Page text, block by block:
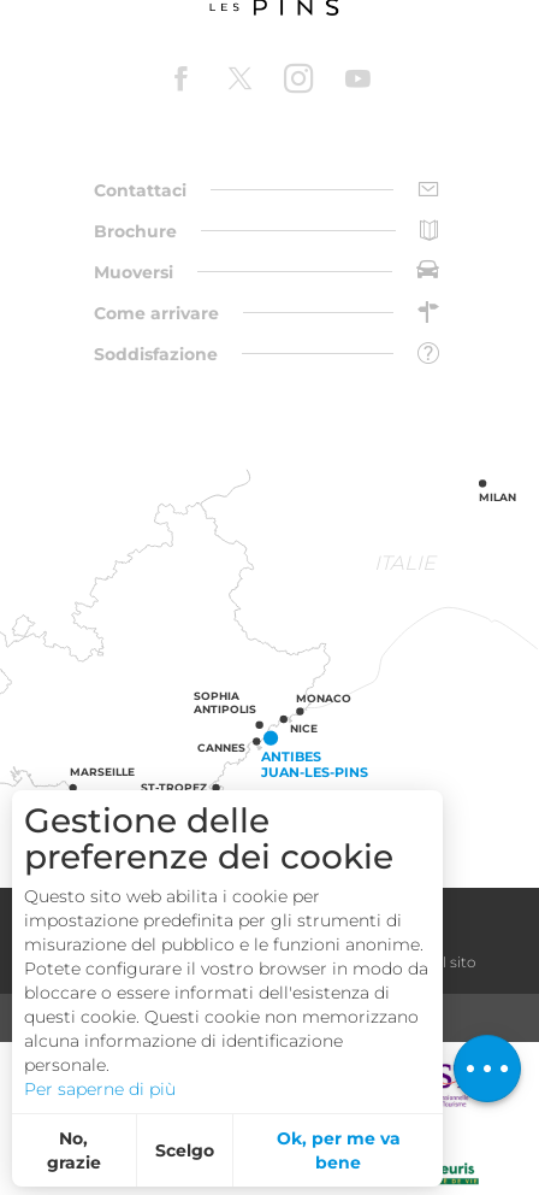
Tariffe
Contattaci
Brochure
Muoversi
Come arrivare
Soddisfazione
ITALIE
ST-TROPEZ
MARSEILLE
CANNES
ANTIBES
JUAN-LES-PINS
SOPHIA
ANTIPOLIS
NICE
MONACO
MILAN
Congressi Area operatori
Note legali Termini e condizioni La mappa del sito
MEDIA TURISMO E HANDICAP
Gestione delle
preferenze dei cookie
Questo sito web abilita i cookie per
impostazione predefinita per gli strumenti di
misurazione del pubblico e le funzioni anonime.
Potete configurare il vostro browser in modo da
bloccare o essere informati dell'esistenza di
questi cookie. Questi cookie non memorizzano
alcuna informazione di identificazione
personale.
Per saperne di più
No,
grazie
Scelgo
Ok, per me va
bene